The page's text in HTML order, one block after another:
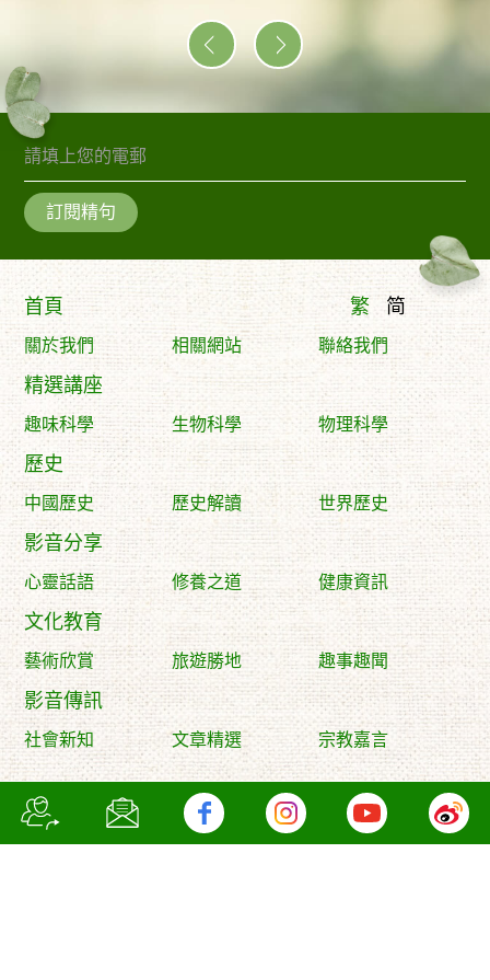
訂閱精句
首頁 简
繁
關於我們 相關網站 聯絡我們
精選講座
趣味科學 生物科學 物理科學
歷史
中國歷史 歷史解讀 世界歷史
影音分享
心靈話語 修養之道 健康資訊
文化教育
藝術欣賞 旅遊勝地 趣事趣聞
影音傳訊
社會新知 文章精選 宗教嘉言
Copyright © 2009 to 2026 Wise Ocean International Company
Limited. All Rights Reserved. I
Designed by YSD